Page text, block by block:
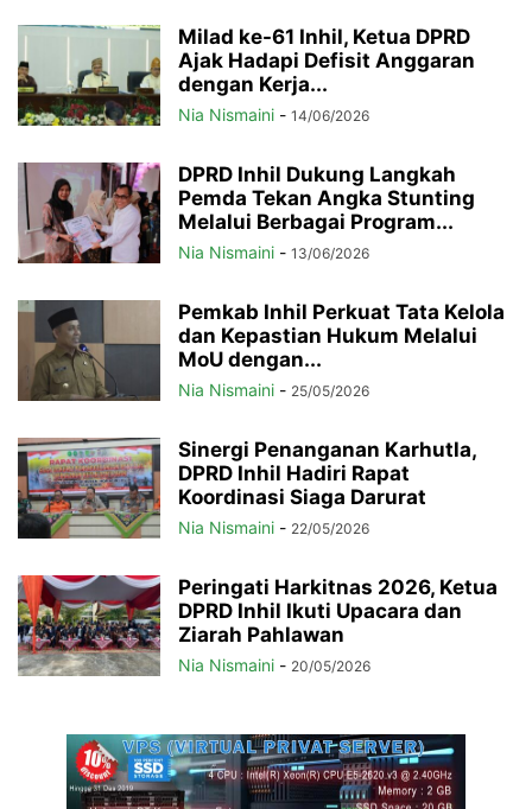
Milad ke-61 Inhil, Ketua DPRD
Ajak Hadapi Defisit Anggaran
dengan Kerja...
Nia Nismaini - 14/06/2026
DPRD Inhil Dukung Langkah
Pemda Tekan Angka Stunting
Melalui Berbagai Program...
Nia Nismaini - 13/06/2026
Pemkab Inhil Perkuat Tata Kelola
dan Kepastian Hukum Melalui
MoU dengan...
Nia Nismaini - 25/05/2026
Sinergi Penanganan Karhutla,
DPRD Inhil Hadiri Rapat
Koordinasi Siaga Darurat
Nia Nismaini - 22/05/2026
Peringati Harkitnas 2026, Ketua
DPRD Inhil Ikuti Upacara dan
Ziarah Pahlawan
Nia Nismaini - 20/05/2026